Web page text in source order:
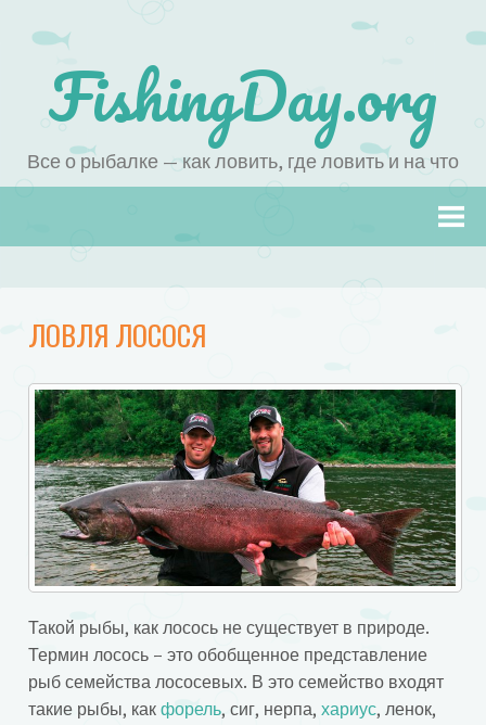
FishingDay.org
Все о рыбалке — как ловить, где ловить и на что
ЛОВЛЯ ЛОСОСЯ
Такой рыбы, как лосось не существует в природе.
Термин лосось – это обобщенное представление
рыб семейства лососевых. В это семейство входят
такие рыбы, как форель, сиг, нерпа, хариус, ленок,